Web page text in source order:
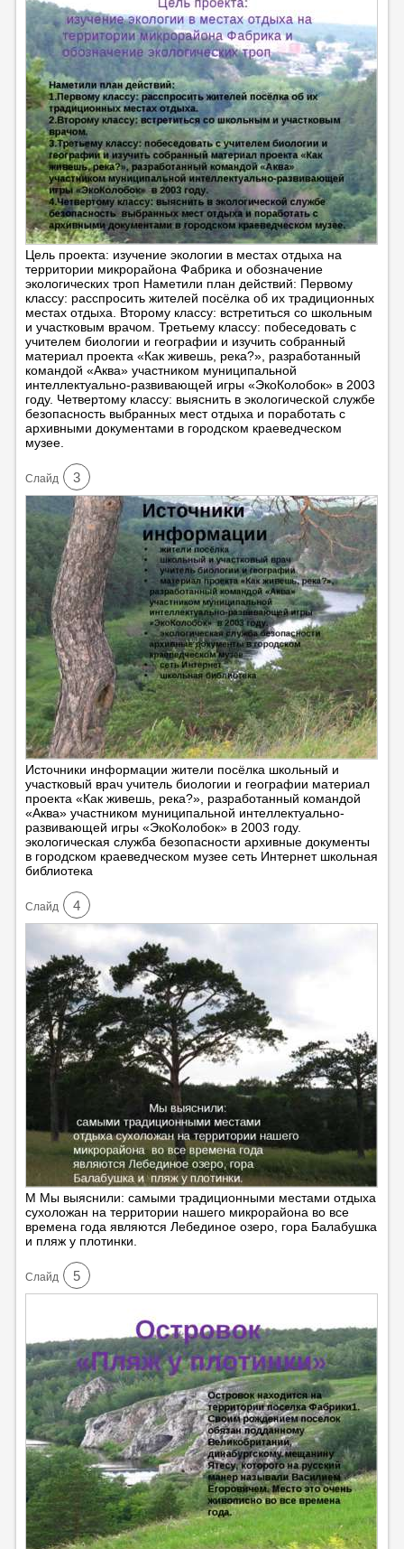
Цель проекта: изучение экологии в местах отдыха на
территории микрорайона Фабрика и обозначение
экологических троп Наметили план действий: Первому
классу: расспросить жителей посёлка об их традиционных
местах отдыха. Второму классу: встретиться со школьным
и участковым врачом. Третьему классу: побеседовать с
учителем биологии и географии и изучить собранный
материал проекта «Как живешь, река?», разработанный
командой «Аква» участником муниципальной
интеллектуально-развивающей игры «ЭкоКолобок» в 2003
году. Четвертому классу: выяснить в экологической службе
безопасность выбранных мест отдыха и поработать с
архивными документами в городском краеведческом
музее.
Cлайд 3
Источники информации жители посёлка школьный и
участковый врач учитель биологии и географии материал
проекта «Как живешь, река?», разработанный командой
«Аква» участником муниципальной интеллектуально-
развивающей игры «ЭкоКолобок» в 2003 году.
экологическая служба безопасности архивные документы
в городском краеведческом музее сеть Интернет школьная
библиотека
Cлайд 4
М Мы выяснили: самыми традиционными местами отдыха
сухоложан на территории нашего микрорайона во все
времена года являются Лебединое озеро, гора Балабушка
и пляж у плотинки.
Cлайд 5